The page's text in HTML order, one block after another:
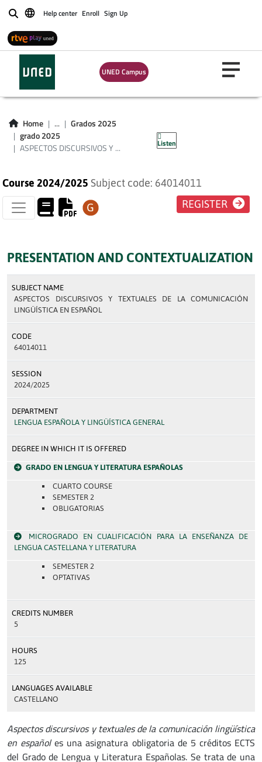
BuscarHelp center Enroll Sign Up
UNED Campus
Home ...
Grados 2025
grado 2025
ASPECTOS DISCURSIVOS Y ...
Listen
DISCURSIVOS Y
TEXTUALES DE LA
COMUNICACIÓN
LINGÜÍSTICA EN
ESPAÑOL
Course 2024/2025 Subject code: 64014011
REGISTER
PRESENTATION AND CONTEXTUALIZATION
SUBJECT NAME
ASPECTOS DISCURSIVOS Y TEXTUALES DE LA COMUNICACIÓN
LINGÜÍSTICA EN ESPAÑOL
CODE
64014011
SESSION
2024/2025
DEPARTMENT
LENGUA ESPAÑOLA Y LINGÜÍSTICA GENERAL
DEGREE IN WHICH IT IS OFFERED
GRADO EN LENGUA Y LITERATURA ESPAÑOLAS
CUARTO COURSE
SEMESTER 2
OBLIGATORIAS
MICROGRADO EN CUALIFICACIÓN PARA LA ENSEÑANZA DE
LENGUA CASTELLANA Y LITERATURA
SEMESTER 2
OPTATIVAS
CREDITS NUMBER
5
HOURS
125
LANGUAGES AVAILABLE
CASTELLANO
Aspectos discursivos y textuales de la comunicación lingüística
en españoles una asignatura obligatoria de 5 créditos ECTS
del Grado de Lengua y Literatura Españolas. Se trata de una